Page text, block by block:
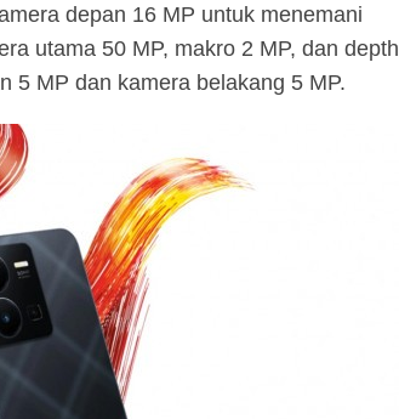
depan 16 MP untuk menemani
utama 50 MP, makro 2 MP, dan depth
5 MP dan kamera belakang 5 MP.